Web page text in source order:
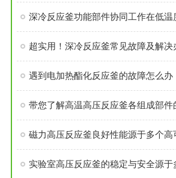
超实用！深冷反应釜常见故障及解决
遇到电加热酯化反应釜的故障怎么办
带您了解高温高压反应釜各组成部件